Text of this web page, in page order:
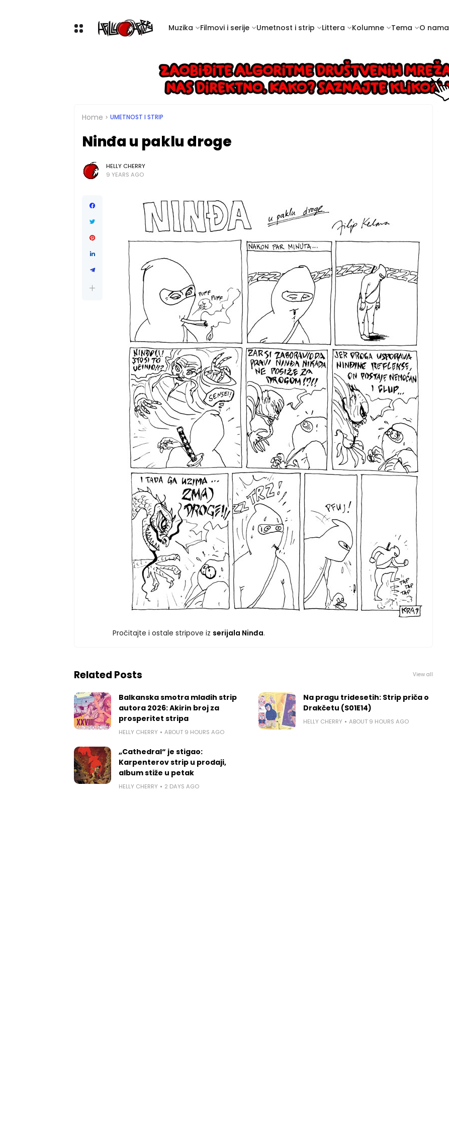
Muzika Filmovi i serije Umetnost i strip Littera Kolumne Tema O nama
Home UMETNOST I STRIP
Ninđa u paklu droge
HELLY CHERRY
9 YEARS AGO
Pročitajte i ostale stripove iz serijala Ninđa.
Related Posts View all
Balkanska smotra mladih strip
autora 2026: Akirin broj za
prosperitet stripa
HELLY CHERRY ABOUT 9 HOURS AGO
Na pragu tridesetih: Strip priča o
Drakčetu (S01E14)
HELLY CHERRY ABOUT 9 HOURS AGO
„Cathedral“ je stigao:
Karpenterov strip u prodaji,
album stiže u petak
HELLY CHERRY 2 DAYS AGO